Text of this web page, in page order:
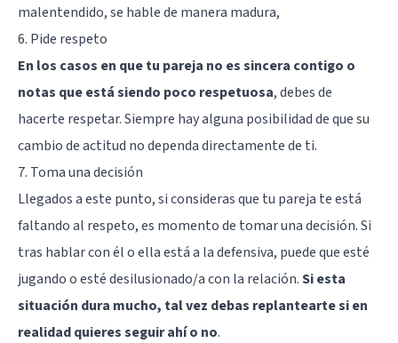
malentendido, se hable de manera madura,
6. Pide respeto
En los casos en que tu pareja no es sincera contigo o
notas que está siendo poco respetuosa, debes de
hacerte respetar. Siempre hay alguna posibilidad de que su
cambio de actitud no dependa directamente de ti.
7. Toma una decisión
Llegados a este punto, si consideras que tu pareja te está
faltando al respeto, es momento de tomar una decisión. Si
tras hablar con él o ella está a la defensiva, puede que esté
jugando o esté desilusionado/a con la relación.Si esta
situación dura mucho, tal vez debas replantearte si en
realidad quieres seguir ahí o no.